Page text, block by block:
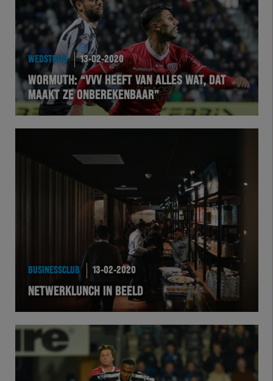
Wedstrijd
Heracles
BusinessClub
Foundation
Team Zwart Wit
Academie
WEDSTRIJD 13-02-2020
WORMUTH: “VVV HEEFT VAN ALLES WAT, DAT
MAAKT ZE ONBEREKENBAAR”
BUSINESSCLUB 13-02-2020
NETWERKLUNCH IN BEELD